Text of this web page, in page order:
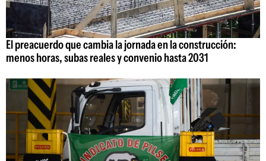
El preacuerdo que cambia la jornada en la construcción:
menos horas, subas reales y convenio hasta 2031